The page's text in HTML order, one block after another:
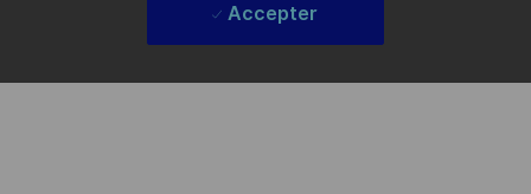
Accepter